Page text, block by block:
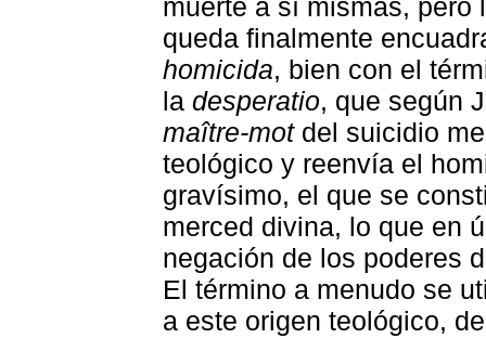
muerte a sí mismas,
queda finalmente
homicida, bien con el
la desperatio, que según
maître-motdel suicidio
teológico y reenvía el
gravísimo, el que se
merced divina, lo que en
negación de los poderes
El término a menudo se
a este origen teológico,